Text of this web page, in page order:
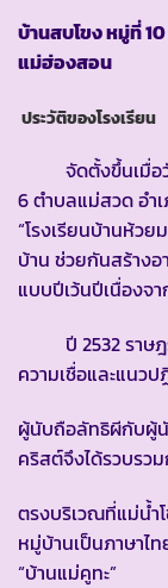
บ้านสบโขง หมู่ที่
แม่ฮ่องสอน
ประวัติของโรงเรียน
จัดตั้งขึ้นเมื่อวัน
6 ตำบลแม่สวด อำ
“โรงเรียนบ้านห้วย
บ้าน ช่วยกันสร้างอ
แบบปีเว้นปีเนื่องจ
ปี 2532 ราษฎร
ความเชื่อและแนว
ผู้นับถือลัทธิผีกับผู้
คริสต์จึงได้รวบรว
ตรงบริเวณที่แม่น้ำ
หมู่บ้านเป็นภาษาไท
“บ้านแม่คูทะ”